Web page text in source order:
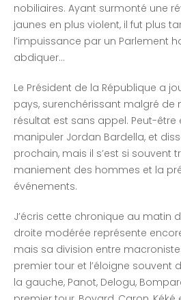
nobiliaires. Ayant surmonté une
jaunes en plus violent, il fut plus
l’impuissance par un Parlement
abdiquer…
Le Président de la République a
pays, surenchérissant malgré de
résultat est sans appel. Peut-
manipuler Jordan Bardella, et
prochain, mais il s’est si souvent
maniement des hommes et la
événements.
J’écris cette chronique au matin
droite modérée représente
mais sa division entre
premier tour et l’éloigne souvent
la gauche, Panot, Delogu,